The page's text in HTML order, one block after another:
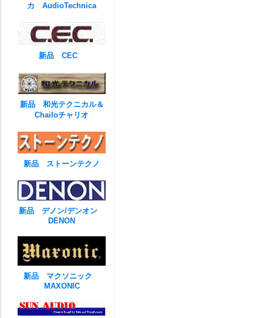
カ AudioTechnica
新品 CEC
新品 和光テクニカル＆
Chailoチャリオ
新品 ストーンテクノ
新品 デノン/デンオン
DENON
新品 マクソニック
MAXONIC